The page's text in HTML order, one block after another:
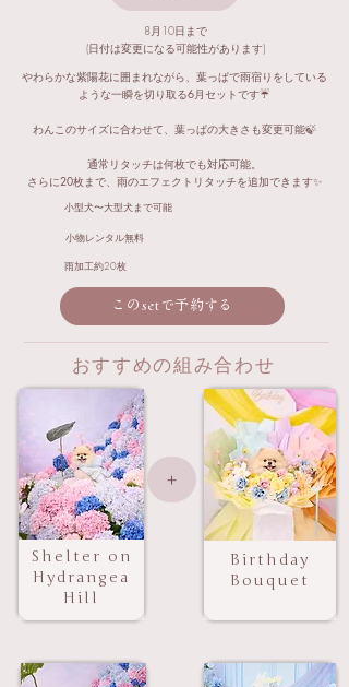
8月10日まで
(日付は変更になる可能性があります)
やわらかな紫陽花に囲まれながら、葉っぱで雨宿りをしている
ような一瞬を切り取る6月セットです☔️
わんこのサイズに合わせて、葉っぱの大きさも変更可能🍃​
通常リタッチは何枚でも対応可能。
さらに20枚まで、雨のエフェクトリタッチを追加できます✨
小型犬〜大型犬まで可能
小物レンタル無料
雨加工約20枚
このsetで予約する
おすすめの組み合わせ
Shelter on
Hydrangea
Hill
＋
Birthday
Bouquet